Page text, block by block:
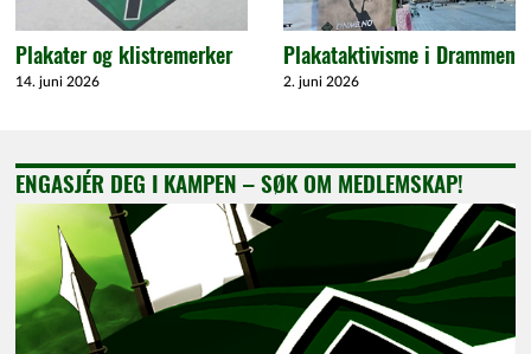
Plakater og klistremerker
14. juni 2026
Plakataktivisme i Drammen
2. juni 2026
ENGASJÉR DEG I KAMPEN – SØK OM MEDLEMSKAP!